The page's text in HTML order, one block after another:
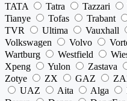
TATA
Tatra Tazzari
Tianye
Tofas Trabant
TVR
Ultima Vauxhall
Volkswagen
Volvo
Wartburg
Westfield
Xpeng
Yulon Zastava
Zotye
ZX GAZ
UAZ
Aita Alga